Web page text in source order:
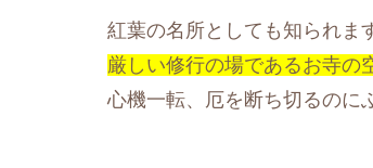
紅葉の名所としても知られま
厳しい修行の場であるお寺の
心機一転、厄を断ち切るのに